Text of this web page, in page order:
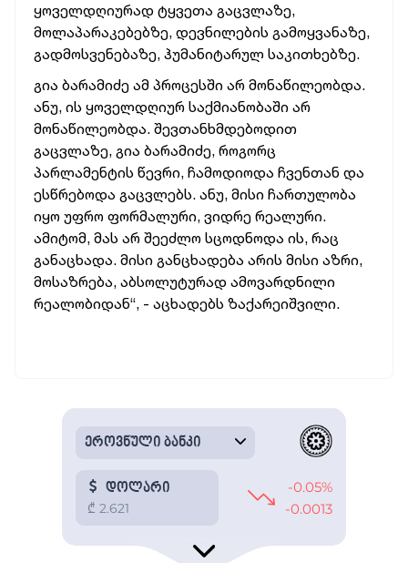
ყოველდღიურად ტყვეთა გაცვლაზე,
მოლაპარაკებებზე, დევნილების გამოყვანაზე,
გადმოსვენებაზე, ჰუმანიტარულ საკითხებზე.
გია ბარამიძე ამ პროცესში არ მონაწილეობდა.
ანუ, ის ყოველდღიურ საქმიანობაში არ
მონაწილეობდა. შევთანხმდებოდით
გაცვლაზე, გია ბარამიძე, როგორც
პარლამენტის წევრი, ჩამოდიოდა ჩვენთან და
ესწრებოდა გაცვლებს. ანუ, მისი ჩართულობა
იყო უფრო ფორმალური, ვიდრე რეალური.
ამიტომ, მას არ შეეძლო სცოდნოდა ის, რაც
განაცხადა. მისი განცხადება არის მისი აზრი,
მოსაზრება, აბსოლუტურად ამოვარდნილი
რეალობიდან“, - აცხადებს ზაქარეიშვილი.